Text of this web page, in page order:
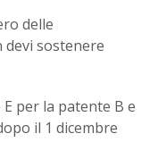
delle
sostenere
per la patente B e
il 1 dicembre